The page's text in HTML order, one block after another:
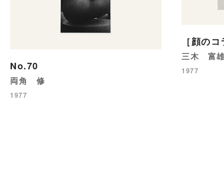
No.70
両角 修
1977
［顔の
三木 富
1977